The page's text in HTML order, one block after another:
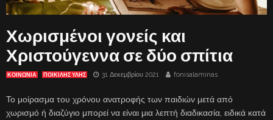
Χωρισμένοι γονείς και
Χριστούγεννα σε δύο σπίτια
ΚΟΙΝΩΝΙΑ ΠΟΙΚΙΛΗΣ ΥΛΗΣ 31 Δεκεμβρίου 2021 fonisalaminas
Το μοίρασμα του χρόνου ανατροφής των παιδιών μετά από
χωρισμό ή διαζύγιο μπορεί να είναι μια λεπτή διαδικασία, ειδικά κατά